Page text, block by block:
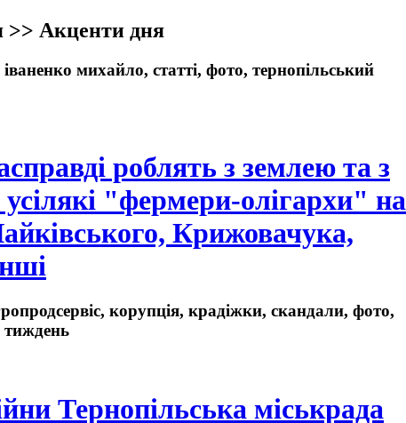
>> Акценти дня
михайло, статті, фото, тернопільський
роблять з землею та з
"фермери-олігархи" на
Крижовачука,
корупція, крадіжки, скандали, фото,
тиждень
Тернопільська міськрада